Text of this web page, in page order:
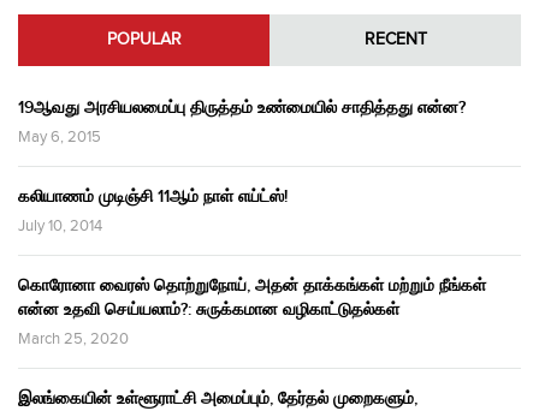
POPULAR RECENT
19ஆவது அரசியலமைப்பு திருத்தம் உண்மையில் சாதித்தது என்ன?
May 6, 2015
கலியாணம் முடிஞ்சி 11ஆம் நாள் எய்ட்ஸ்!
July 10, 2014
கொரோனா வைரஸ் தொற்றுநோய், அதன் தாக்கங்கள் மற்றும் நீங்கள்
என்ன உதவி செய்யலாம்?: சுருக்கமான வழிகாட்டுதல்கள்
March 25, 2020
இலங்கையின் உள்ளூராட்சி அமைப்பும், தேர்தல் முறைகளும்,